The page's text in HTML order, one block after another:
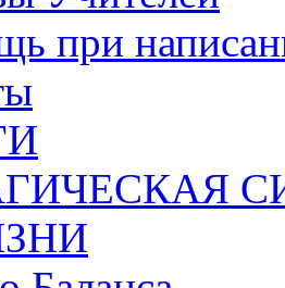
при